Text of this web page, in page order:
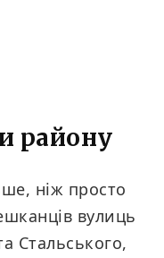
району
ніж просто
вулиць
Стальського,